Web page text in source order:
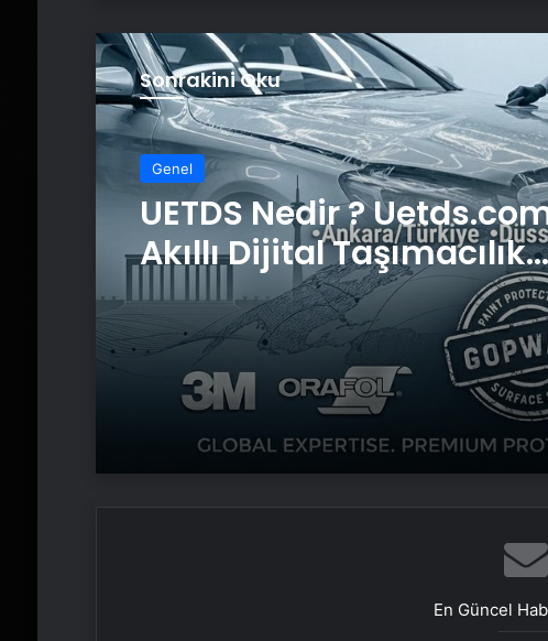
Sonrakini Oku
Genel
UETDS Nedir ?
Akıllı Dijital Taşımacılık
Yazılımı
En Güncel